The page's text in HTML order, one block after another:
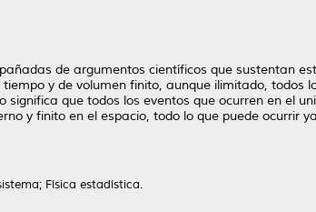
de argumentos científicos que sustentan
y de volumen finito, aunque ilimitado, todos
que todos los eventos que ocurren en el
y finito en el espacio, todo lo que puede ocurrir
Física estadística.